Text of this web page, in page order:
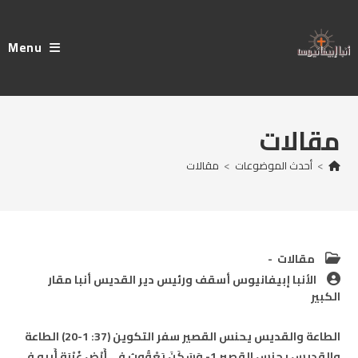
content
Menu
مقالات
> أحدث الموضوعات > مقالات
Post
category:
مقالات
Post
author:
الأنبا إبيفانيوس أسقف ورئيس دير القديس أنبا مقار
الكبير
الطاعة والقديس يحنس القصير سفر التكوين (37: 1-20) الطاعة